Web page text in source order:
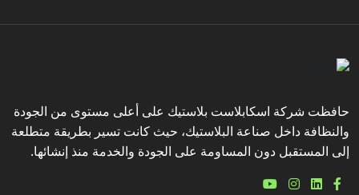
حافظت شركة اسكابلاست بلاستيك على أعلى مستوى من الجودة
والنظافة داخل صناعة البلاستيك، حيث كانت تسير بطريقة متطلعة
إلى المستقبل دون المساومة على الجودة والخدمة منذ إنشائها.